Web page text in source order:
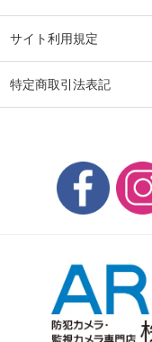
サイト利用規定
特定商取引法表記